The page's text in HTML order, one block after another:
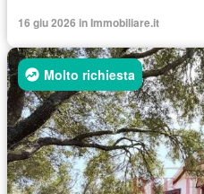
16 giu 2026 in Immobiliare.it
Molto richiesta